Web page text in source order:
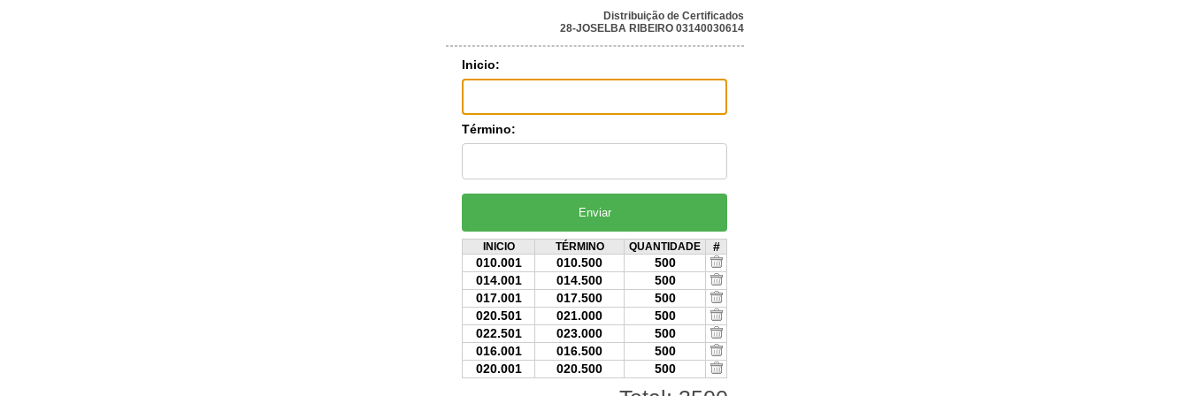
Distribuição de Certificados
28-JOSELBA RIBEIRO 03140030614
Inicio:
Término:
INICIO TÉRMINO QUANTIDADE
#
010.001
010.500
500
014.001
014.500
500
017.001
017.500
500
020.501
021.000
500
022.501
023.000
500
016.001
016.500
500
020.001
020.500 500